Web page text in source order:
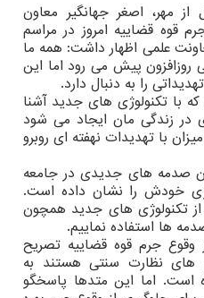
از مهر، اصغر جهانگیر معاون
قوه قضاییه امروز در مراسم
علمی اظهار داشت: همه ما
پیش می رود اما این
را به دنبال دارد.
با تکنولوژی های جدید آشنا
زندگی مان ایجاد می شود
با تهدیدات نهفته ای روبرو
صدمه های جدیدی در جامعه
خودش را نشان داده است.
از تکنولوژی های جدید همچون
ها استفاده نماییم.
وقوع جرم قوه قضاییه تصریح
نظارت سنتی هستند به
است. اما این متدها پاسخگو